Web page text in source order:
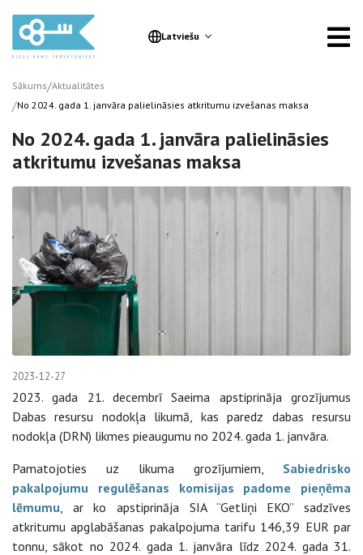
Latviešu
Sākums/Aktualitātes
/No 2024. gada 1. janvāra palielināsies atkritumu izvešanas maksa
No 2024. gada 1. janvāra palielināsies
atkritumu izvešanas maksa
2023-12-27
2023. gada 21. decembrī Saeima apstiprināja grozījumus
Dabas resursu nodokļa likumā, kas paredz dabas resursu
nodokļa (DRN) likmes pieaugumu no 2024. gada 1. janvāra.
Pamatojoties uz likuma grozījumiem, Sabiedrisko
pakalpojumu regulēšanas komisijas padome pieņēma
lēmumu, ar ko apstiprināja SIA “Getliņi EKO” sadzīves
atkritumu apglabāšanas pakalpojuma tarifu 146,39 EUR par
tonnu, sākot no 2024. gada 1. janvāra līdz 2024. gada 31.